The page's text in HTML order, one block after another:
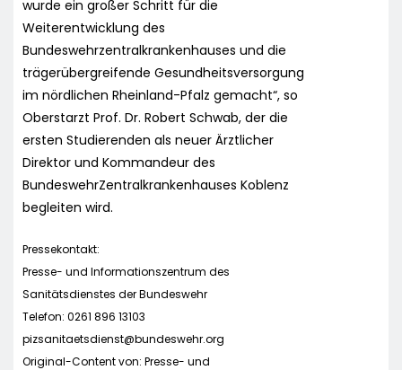
wurde ein großer Schritt für die
Weiterentwicklung des
Bundeswehrzentralkrankenhauses und die
trägerübergreifende Gesundheitsversorgung
im nördlichen Rheinland-Pfalz gemacht“, so
Oberstarzt Prof. Dr. Robert Schwab, der die
ersten Studierenden als neuer Ärztlicher
Direktor und Kommandeur des
BundeswehrZentralkrankenhauses Koblenz
begleiten wird.
Pressekontakt:
Presse- und Informationszentrum des
Sanitätsdienstes der Bundeswehr
Telefon: 0261 896 13103
pizsanitaetsdienst@bundeswehr.org
Original-Content von: Presse- und